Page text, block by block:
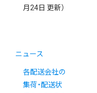
月24日 更新）
ニュース
各配送会社の
集荷・配送状